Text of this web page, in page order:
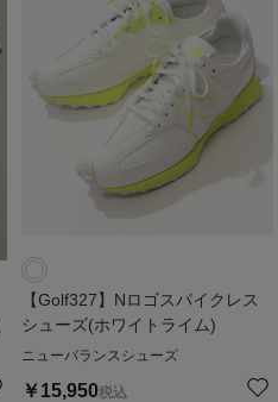
【Golf327】Nロゴスパイクレス
シューズ(ホワイトライム)
ニューバランスシューズ
￥ 15,950税込